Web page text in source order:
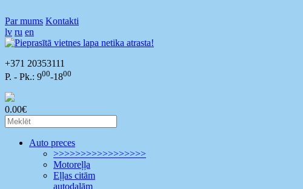
Par mums Kontakti
lv ru en
+371 20353111
P. - Pk.: 900-1800
0.00€
Auto preces
>>>>>>>>>>>>>>>>>
Motoreļļa
Eļļas citām
autodaļām